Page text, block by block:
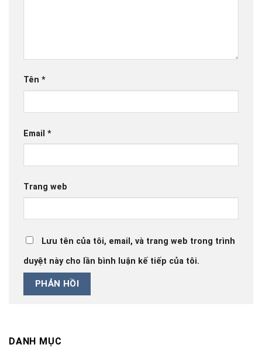
Tên *
Email *
Trang web
Lưu tên của tôi, email, và trang web trong trình
duyệt này cho lần bình luận kế tiếp của tôi.
DANH MỤC